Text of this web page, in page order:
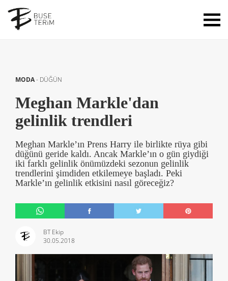
MODA- DÜĞÜN
Meghan Markle'dan
gelinlik trendleri
Meghan Markle’ın Prens Harry ile birlikte rüya gibi
düğünü geride kaldı. Ancak Markle’ın o gün giydiği
iki farklı gelinlik önümüzdeki sezonun gelinlik
trendlerini şimdiden etkilemeye başladı. Peki
Markle’ın gelinlik etkisini nasıl göreceğiz?
BT Ekip
30.05.2018